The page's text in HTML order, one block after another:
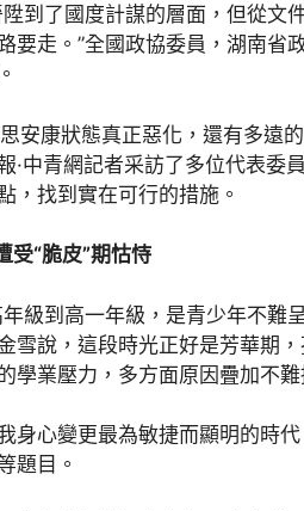
到了國度計謀的層面，但從文
要走。”全國政協委員，湖南省
安康狀態真正惡化，還有多遠
·中青網記者采訪了多位代表委
，找到實在可行的措施。
受“脆皮”期怙恃
級到高一年級，是青少年不難
雪說，這段時光正好是芳華期
學業壓力，多方面原因疊加不
身心變更最為敏捷而顯明的時
題目。